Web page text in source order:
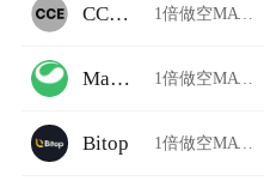
CCEDK 1倍做空MATIC/USDT
Matcha 1倍做空MATIC/USDT
Bitop 1倍做空MATIC/USDT